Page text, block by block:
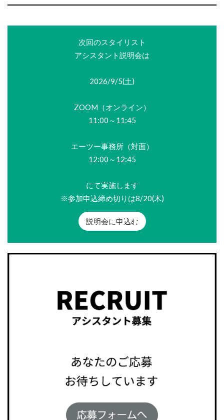
次回のスタイリスト
アシスタント説明会は
2026/9/5(土)
ZOOM（オンライン）
11:00～11:45
エーツー事務所（対面）
12:00～12:45
にて実施します
※参加申込締め切りは8/20(木)
説明会に申込む